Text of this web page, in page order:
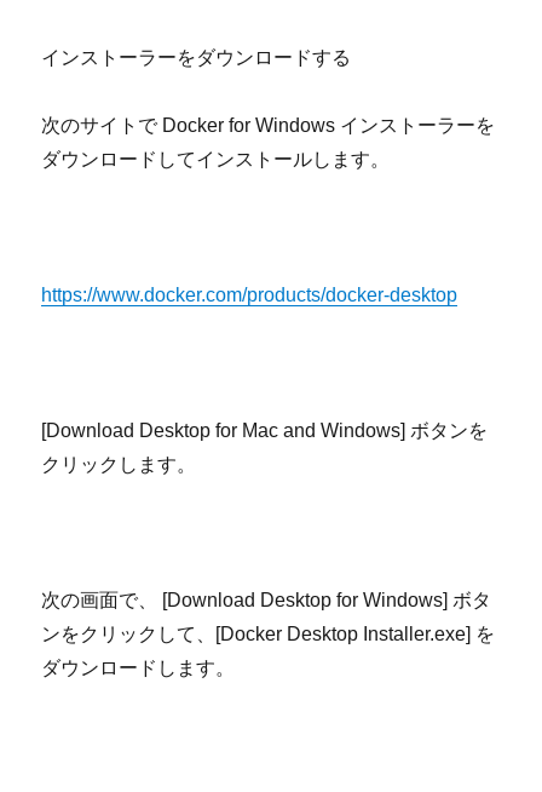
インストーラーをダウンロードする
次のサイトでDocker for Windows インストーラーを
ダウンロードしてインストールします。
https://www.docker.com/products/docker-desktop
[Download Desktop for Mac and Windows] ボタンを
クリックします。
次の画面で、 [Download Desktop for Windows] ボタ
ンをクリックして、 [Docker Desktop Installer.exe] を
ダウンロードします。